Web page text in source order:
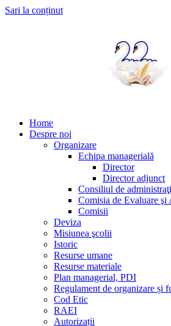
Sari la conținut
Home
Despre noi
Organizare
Echipa managerială
Director
Director adjunct
Consiliul de
Comisia de Evaluare şi
Comisii
Deviza
Misiunea şcolii
Istoric
Resurse umane
Resurse materiale
Plan managerial, PDI
Regulament de organizare și
Cod Etic
RAEI
Autorizații